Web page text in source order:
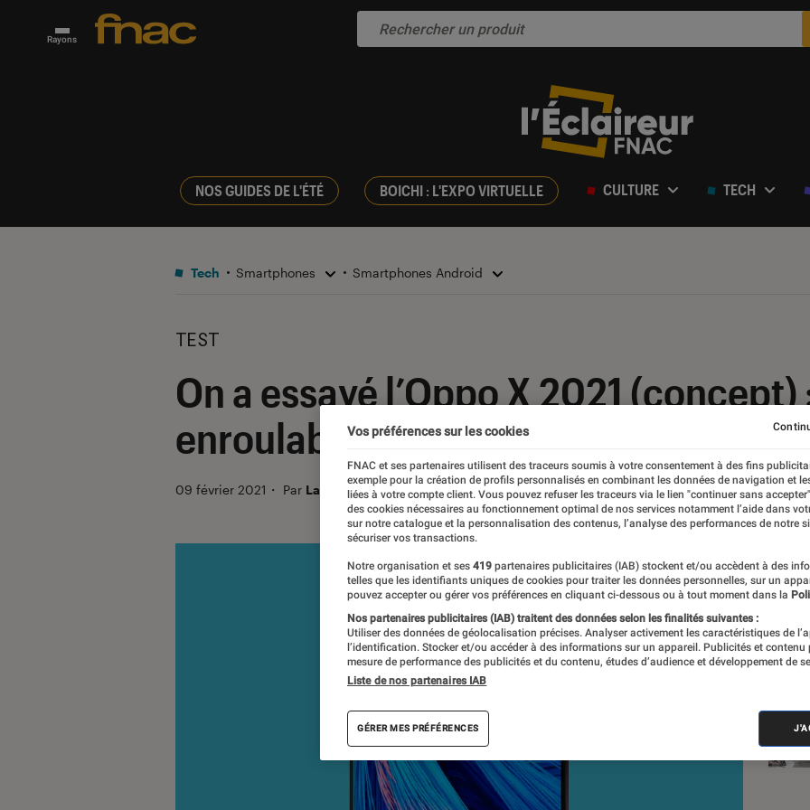
Rayons
NOS GUIDES DE L'ÉTÉ BOICHI : L'EXPO VIRTUELLE CULTURE TECH
Tech Smartphones Smartphones Android
TEST
On a essayé l’Oppo X 2021
enroulable tout simplement bluffant
09 février 2021 ・ Par Laure Renouard
VOIR
Vos préférences sur les cookies
FNAC et ses partenaires utilisent des traceurs soumis à votre consentement à des fins
exemple pour la création de profils personnalisés en combinant les données de navigation et
liées à votre compte client. Vous pouvez refuser les traceurs via le lien "continuer sans
des cookies nécessaires au fonctionnement optimal de nos services notamment l’aide dans
sur notre catalogue et la personnalisation des contenus, l’analyse des performances de notre
sécuriser vos transactions.
Notre organisation et ses 419 partenaires publicitaires (IAB) stockent et/ou accèdent à des
telles que les identifiants uniques de cookies pour traiter les données personnelles, sur un
pouvez accepter ou gérer vos préférences en cliquant ci-dessous ou à tout moment dans la
Nos partenaires publicitaires (IAB) traitent des données selon les finalités suivantes :
Utiliser des données de géolocalisation précises. Analyser activement les caractéristiques de
l’identification. Stocker et/ou accéder à des informations sur un appareil. Publicités et contenu
mesure de performance des publicités et du contenu, études d’audience et développement de
Liste de nos partenaires IAB
GÉRER MES PRÉFÉRENCES